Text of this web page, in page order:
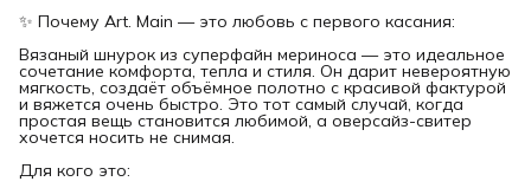
✨ Почему Art. Main — это любовь с первого касания:
Вязаный шнурок из суперфайн мериноса — это идеальное
сочетание комфорта, тепла и стиля. Он дарит невероятную
мягкость, создаёт объёмное полотно с красивой фактурой
и вяжется очень быстро. Это тот самый случай, когда
простая вещь становится любимой, а оверсайз-свитер
хочется носить не снимая.
Для кого это: